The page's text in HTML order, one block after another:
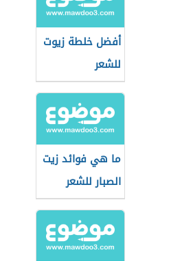
أفضل خلطة زيوت
للشعر
ما هي فوائد زيت
الصبار للشعر